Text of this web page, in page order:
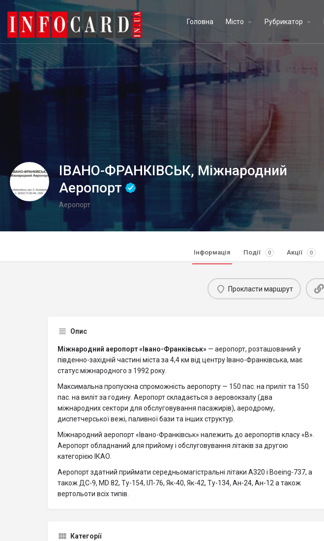
Головна Місто Рубрикатор
ІВАНО-ФРАНКІВСЬК, Міжнародний
Аеропорт
Аеропорт
Інформація Події 0 Акції 0
Прокласти маршрут
Опис
Міжнародний аеропорт «Івано-Франківськ» — аеропорт, розташований у
південно-західній частині міста за 4,4 км від центру Івано-Франківська, має
статус міжнародного з 1992 року.
Максимальна пропускна спроможність аеропорту — 150 пас. на приліт та 150
пас. на виліт за годину. Аеропорт складається з аеровокзалу (два
міжнародних сектори для обслуговування пасажирів), аеродрому,
диспетчерської вежі, паливної бази та інших структур.
Міжнародний аеропорт «Івано-Франківськ» належить до аеропортів класу «B».
Аеропорт обладнаний для прийому і обслуговування літаків за другою
категорією ІКАО.
Аеропорт здатний приймати середньомагістральні літаки A320 і Boeing-737, а
також ДС-9, MD 82, Ту-154, ІЛ-76, Як-40, Як-42, Ту-134, Ан-24, Ан-12 а також
вертольоти всіх типів.
Категорії